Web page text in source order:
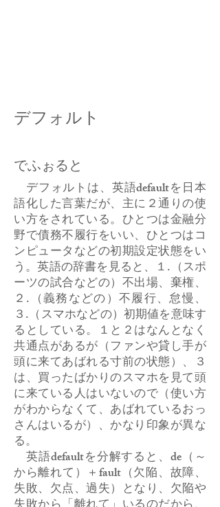
デフォルト
でふぉると
デフォルトは、英語defaultを日本
語化した言葉だが、主に２通りの使
い方をされている。ひとつは金融分
野で債務不履行をいい、ひとつはコ
ンピュータなどの初期設定状態をい
う。英語の辞書を見ると、１.（スポ
ーツの試合などの）不出場、棄権、
２.（義務などの）不履行、怠慢、
３.（スマホなどの）初期値を意味す
るとしている。１と２はなんとなく
共通点があるが（ファンや貸し手が
頭に来てあばれる寸前の状態）、３
は、買ったばかりのスマホを見て頭
に来ている人はいないので（使い方
がわからなくて、あばれているおっ
さんはいるが）、かなり印象が異な
る。
英語defaultを分解すると、de（～
から離れて）＋fault（欠陥、故障、
失敗、欠点、過失）となり、欠陥や